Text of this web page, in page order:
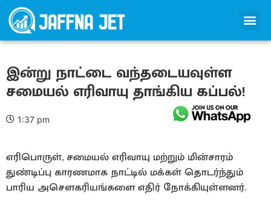
இன்று நாட்டை வந்தடையவுள்ள
சமையல் எரிவாயு தாங்கிய கப்பல்!
1:37 pm
எரிபொருள், சமையல் எரிவாயு மற்றும் மின்சாரம்
துண்டிப்பு காரணமாக நாட்டில் மக்கள் தொடர்ந்தும்
பாரிய அசௌகரியங்களை எதிர் நோக்கியுள்ளனர்.